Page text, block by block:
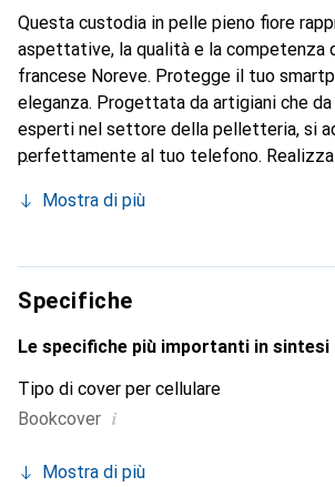
Questa custodia in pelle pieno fiore
aspettative, la qualità e la competenza
francese Noreve. Protegge il tuo
eleganza. Progettata da artigiani che
esperti nel settore della pelletteria, si
perfettamente al tuo telefono.
Diventa un accessorio chic e
prodotti di alta qualità, il marchio
sicura per una clientela esigente.
Mostra di più
Specifiche
Le specifiche più importanti in sintesi
Tipo di cover per cellulare
Bookcover i
Mostra di più